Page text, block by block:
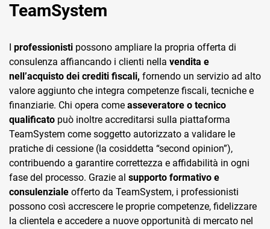
TeamSystem
professionisti possono ampliare la propria offerta di
consulenza affiancando i clienti nella vendita e
nell’acquisto dei crediti fiscali, fornendo un servizio ad alto
valore aggiunto che integra competenze fiscali, tecniche e
finanziarie. Chi opera come asseveratore o tecnico
qualificato può inoltre accreditarsi sulla piattaforma
TeamSystem come soggetto autorizzato a validare le
pratiche di cessione (la cosiddetta “second opinion”),
contribuendo a garantire correttezza e affidabilità in ogni
fase del processo. Grazie al supporto formativo e
consulenziale offerto da TeamSystem, i professionisti
possono così accrescere le proprie competenze, fidelizzare
la clientela e accedere a nuove opportunità di mercato nel